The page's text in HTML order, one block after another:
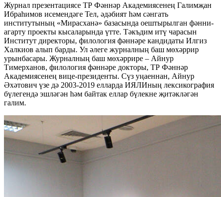
Журнал презентациясе ТР Фәннәр Академиясенең Галимҗан
Ибраһимов исемендәге Тел, әдәбият һәм сәнгать
институтының «Мирасханә» базасында оештырылган фәнни-
агарту проекты кысаларында үтте. Тәкъдим итү чарасын
Институт директоры, филология фәннәре кандидаты Илгиз
Халкиов алып барды. Ул әлеге журналның баш мөхәррир
урынбасары. Журналның баш мөхәррире – Айнур
Тимерханов, филология фәннәре докторы, ТР Фәннәр
Академиясенең вице-президенты. Сүз уңаеннан, Айнур
Әхәтович үзе дә 2003-2019 елларда ИЯЛИның лексикография
бүлегендә эшләгән һәм байтак еллар бүлекне җитәкләгән
галим.